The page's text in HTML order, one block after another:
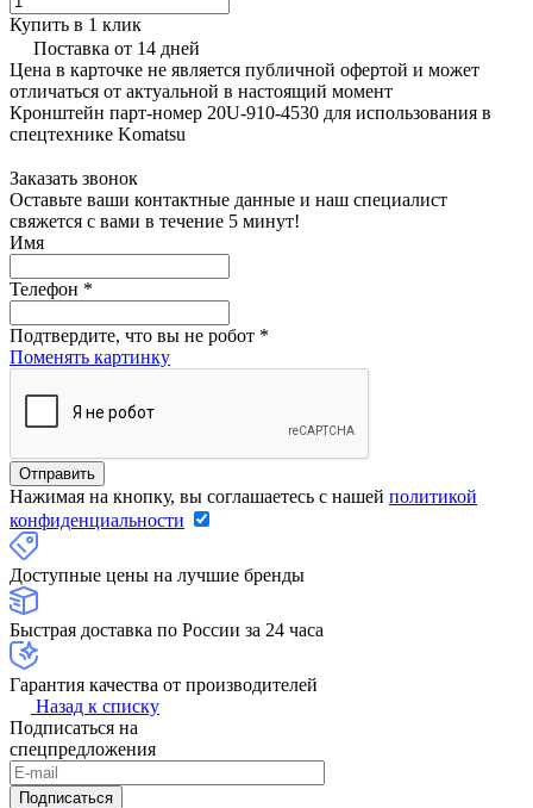
Купить в 1 клик
Поставка от 14 дней
Цена в карточке не является публичной офертой и может
отличаться от актуальной в настоящий момент
Кронштейн парт-номер 20U-910-4530 для использования в
спецтехнике Komatsu
Заказать звонок
Оставьте ваши контактные данные и наш специалист
свяжется с вами в течение 5 минут!
Имя
Телефон *
Подтвердите, что вы не робот *
Поменять картинку
Нажимая на кнопку, вы соглашаетесь с нашей политикой
конфиденциальности
Доступные цены на лучшие бренды
Быстрая доставка по России за 24 часа
Гарантия качества от производителей
Назад к списку
Подписаться на
спецпредложения
Подписаться